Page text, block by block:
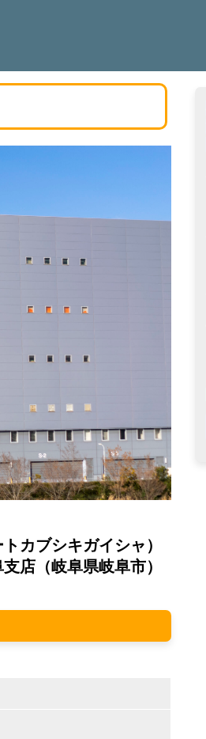
カブシキガイシャ）
店（岐阜県岐阜市）